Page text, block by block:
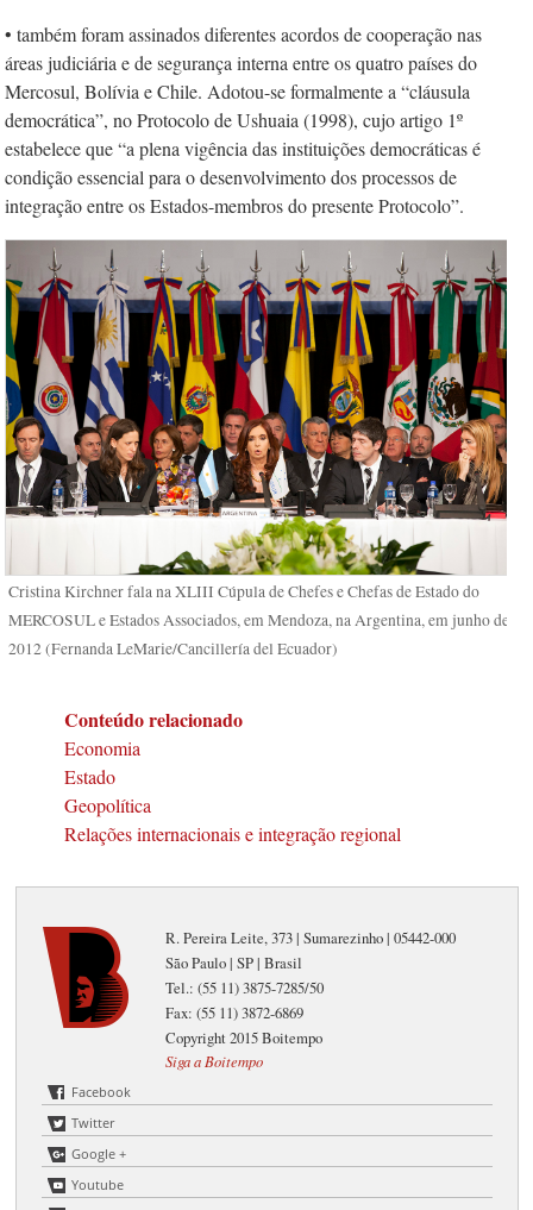
• também foram assinados diferentes acordos de cooperação nas
áreas judiciária e de segurança interna entre os quatro países do
Mercosul, Bolívia e Chile. Adotou-se formalmente a “cláusula
democrática”, no Protocolo de Ushuaia (1998), cujo artigo 1º
estabelece que “a plena vigência das instituições democráticas é
condição essencial para o desenvolvimento dos processos de
integração entre os Estados-membros do presente Protocolo”.
Cristina Kirchner fala na XLIII Cúpula de Chefes e Chefas de Estado do
MERCOSUL e Estados Associados, em Mendoza, na Argentina, em junho de
2012 (Fernanda LeMarie/Cancillería del Ecuador)
Conteúdo relacionado
Economia
Estado
Geopolítica
Relações internacionais e integração regional
R. Pereira Leite, 373 | Sumarezinho | 05442-000
São Paulo | SP | Brasil
Tel.: (55 11) 3875-7285/50
Fax: (55 11) 3872-6869
Copyright 2015 Boitempo
Siga a Boitempo
Facebook
Twitter
Google +
Youtube